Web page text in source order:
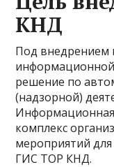
КНД
Под внедрением
решение по
(надзорной)
Информационная
комплекс
мероприятий
ГИС ТОР КНД.